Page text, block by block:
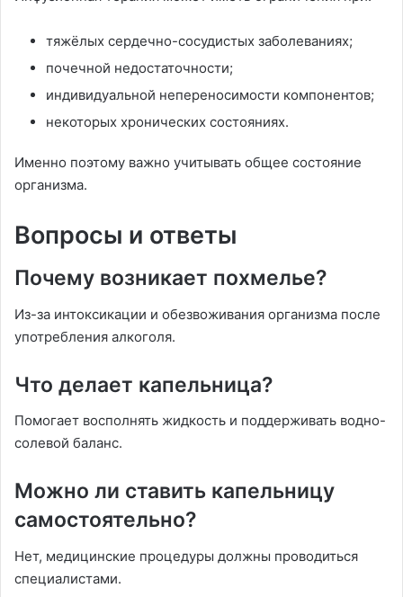
тяжёлых сердечно-сосудистых заболеваниях;
почечной недостаточности;
индивидуальной непереносимости компонентов;
некоторых хронических состояниях.
Именно поэтому важно учитывать общее состояние
организма.
Вопросы и ответы
Почему возникает похмелье?
Из-за интоксикации и обезвоживания организма после
употребления алкоголя.
Что делает капельница?
Помогает восполнять жидкость и поддерживать водно-
солевой баланс.
Можно ли ставить капельницу
самостоятельно?
Нет, медицинские процедуры должны проводиться
специалистами.